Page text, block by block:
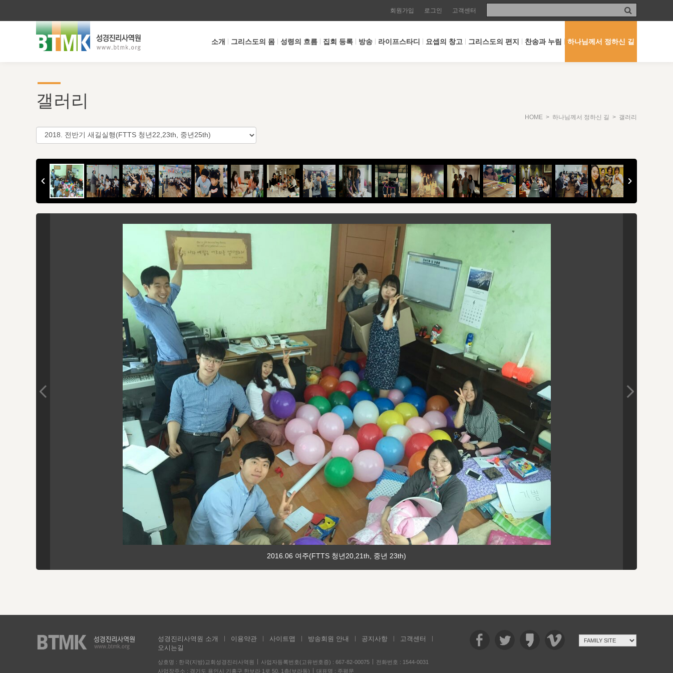
회원가입 로그인 고객센터
소개 그리스도의 몸 성령의 흐름 집회 등록 방송 라이프스타디 요셉의 창고 그리스도의 편지 찬송과 누림 하나님께서 정하신 길
갤러리
HOME > 하나님께서 정하신 길 > 갤러리
2016.06 여주(FTTS 청년20,21th, 중년 23th)
성경진리사역원 소개 이용약관 사이트맵 방송회원 안내 공지사항
고객센터
오시는길
상호명 : 한국(지방)교회성경진리사역원 사업자등록번호(고유번호증) : 667-82-00075
전화번호 : 1544-0031
사업장주소 : 경기도 용인시 기흥구 한보라 1로 50, 1층(보라동)
대표명 : 주평문